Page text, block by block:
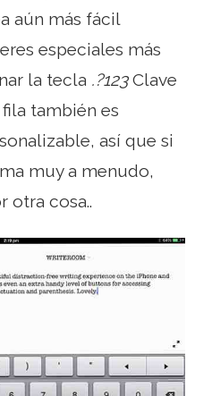
aún más fácil
especiales más
la tecla .?123Clave
también es
así que si
muy a menudo,
otra cosa..